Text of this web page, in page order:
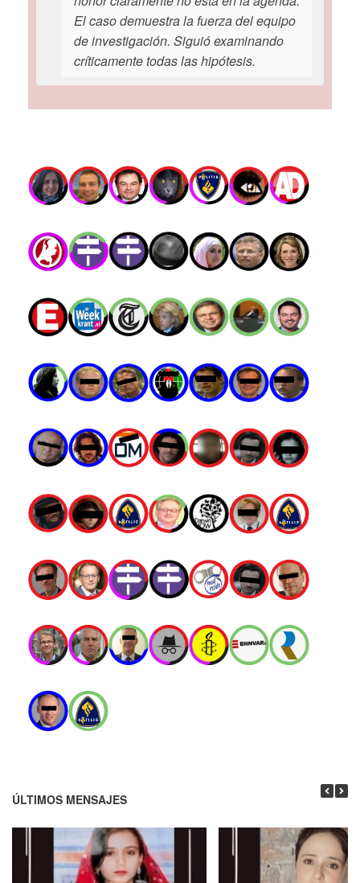
El caso demuestra la fuerza del equipo
de investigación. Siguió examinando
críticamente todas las hipótesis.
ÚLTIMOS MENSAJES